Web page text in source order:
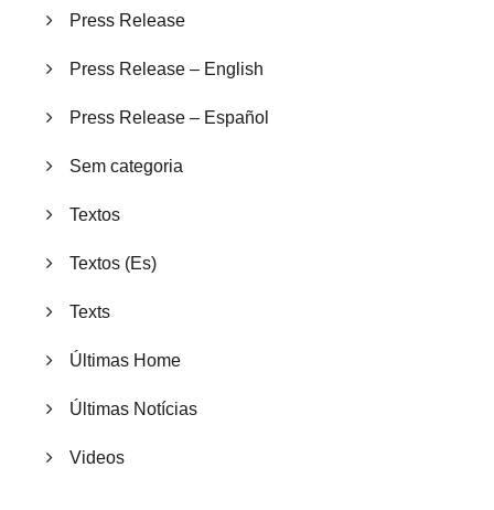
Press Release
Press Release – English
Press Release – Español
Sem categoria
Textos
Textos (Es)
Texts
Últimas Home
Últimas Notícias
Videos